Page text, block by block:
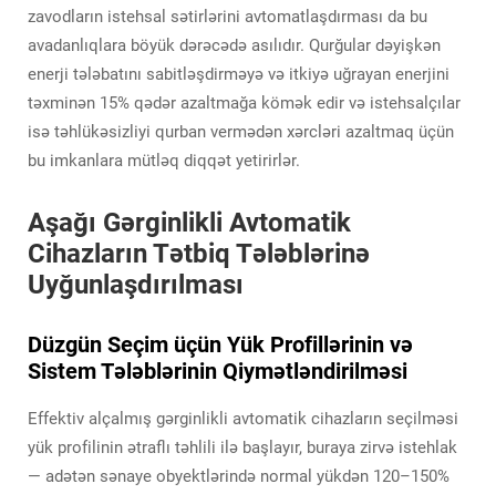
zavodların istehsal sətirlərini avtomatlaşdırması da bu
avadanlıqlara böyük dərəcədə asılıdır. Qurğular dəyişkən
enerji tələbatını sabitləşdirməyə və itkiyə uğrayan enerjini
təxminən 15% qədər azaltmağa kömək edir və istehsalçılar
isə təhlükəsizliyi qurban vermədən xərcləri azaltmaq üçün
bu imkanlara mütləq diqqət yetirirlər.
Aşağı Gərginlikli Avtomatik
Cihazların Tətbiq Tələblərinə
Uyğunlaşdırılması
Düzgün Seçim üçün Yük Profillərinin və
Sistem Tələblərinin Qiymətləndirilməsi
Effektiv alçalmış gərginlikli avtomatik cihazların seçilməsi
yük profilinin ətraflı təhlili ilə başlayır, buraya zirvə istehlak
— adətən sənaye obyektlərində normal yükdən 120–150%